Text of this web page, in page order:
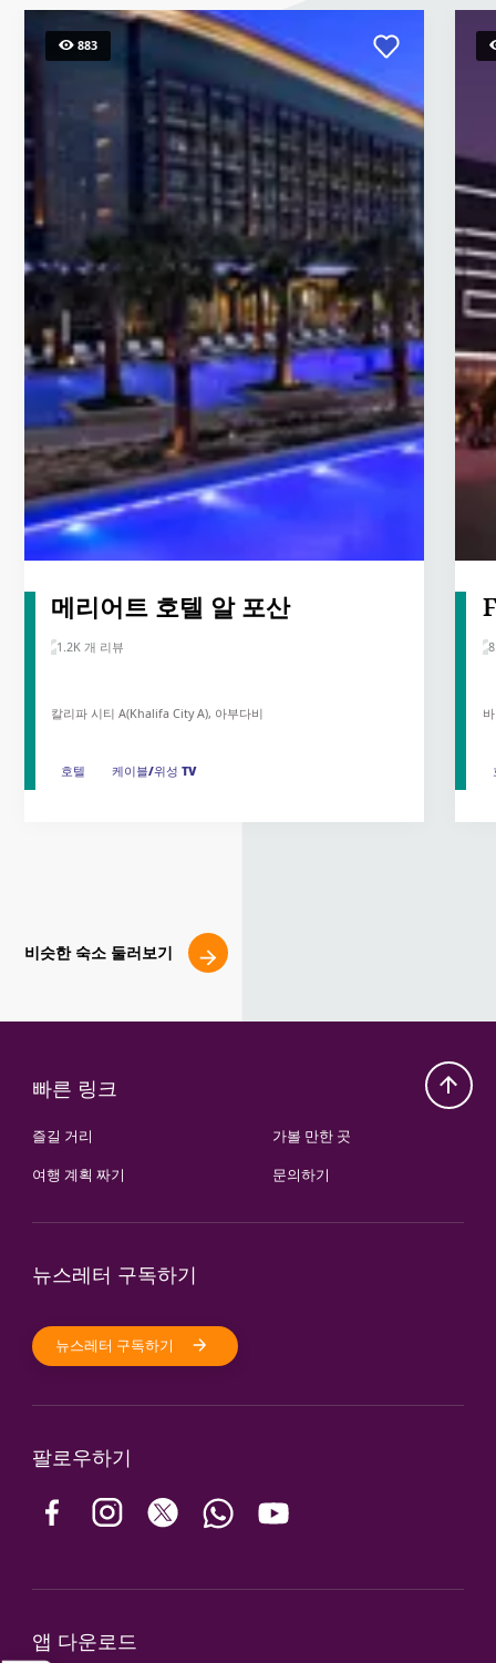
883
메리어트 호텔 알 포산
1.2K 개 리뷰
칼리파 시티 A(Khalifa City A), 아부다비
호텔 케이블/위성 TV
호텔 케이블/위성 TV
비슷한 숙소 둘러보기
빠른 링크
즐길 거리
여행 계획 짜기
가볼 만한 곳
문의하기
뉴스레터 구독하기
뉴스레터 구독하기
팔로우하기
앱 다운로드